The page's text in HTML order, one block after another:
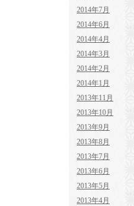
2014年7月
2014年6月
2014年4月
2014年3月
2014年2月
2014年1月
2013年11月
2013年10月
2013年9月
2013年8月
2013年7月
2013年6月
2013年5月
2013年4月